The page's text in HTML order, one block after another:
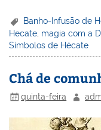
er
e
st
k
e
dI
n
c
e
b
o
o
k
Banho-Infusão de
Hecate magia com a
Símbolos de Hécate
Chá de
quinta-feira